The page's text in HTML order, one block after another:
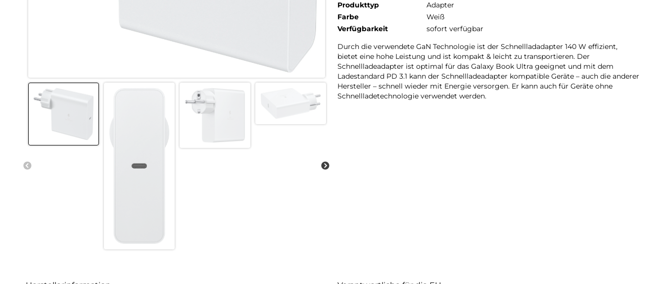
Produkttyp
Adapter
Farbe
Weiß
Verfügbarkeit
sofort verfügbar
Durch die verwendete GaN Technologie ist der Schnellladadapter 140 W effizient,
bietet eine hohe Leistung und ist kompakt & leicht zu transportieren. Der
Schnellladeadapter ist optimal für das Galaxy Book Ultra geeignet und mit dem
Ladestandard PD 3.1 kann der Schnellladeadapter kompatible Geräte – auch die anderer
Hersteller – schnell wieder mit Energie versorgen. Er kann auch für Geräte ohne
Schnellladetechnologie verwendet werden.